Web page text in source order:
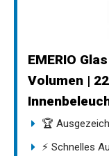
EMERIO
Volumen |
🏆
⚡ Schnelles